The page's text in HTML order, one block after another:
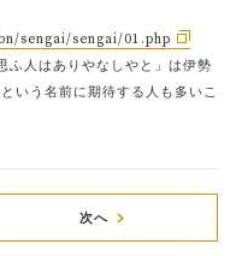
sengai/sengai/01.php
ふ人はありやなしやと」は伊勢
いう名前に期待する人も多いこ
次へ